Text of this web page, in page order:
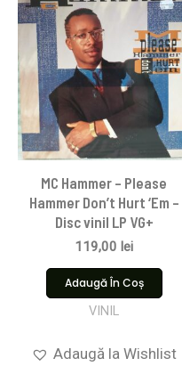
MC Hammer – Please
Hammer Don’t Hurt ‘Em –
Disc vinil LP VG+
119,00 lei
Adaugă În Coș
VINIL
Adaugă la Wishlist